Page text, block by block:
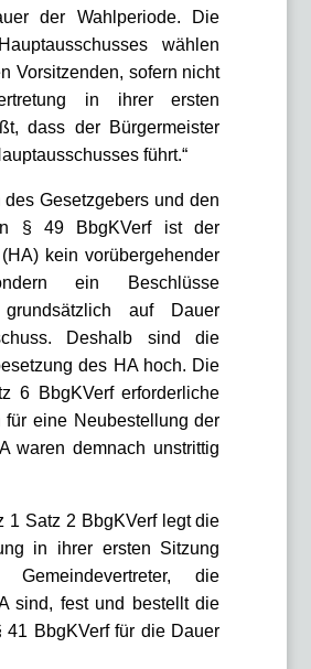
der Wahlperiode. Die
wählen
Vorsitzenden, sofern nicht
in ihrer ersten
dass der Bürgermeister
führt.“
Gesetzgebers und den
in § 49 BbgKVerf ist der
kein vorübergehender
ein Beschlüsse
auf Dauer
Deshalb sind die
des HA hoch. Die
6 BbgKVerf erforderliche
für eine Neubestellung der
waren demnach unstrittig
1 Satz 2 BbgKVerf legt die
in ihrer ersten Sitzung
die
sind, fest und bestellt die
41 BbgKVerf für die Dauer